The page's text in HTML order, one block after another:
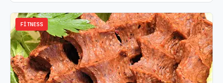
FITNESS